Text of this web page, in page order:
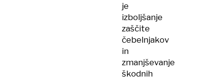
je
izboljšanje
zaščite
čebelnjakov
in
zmanjševanje
škodnih